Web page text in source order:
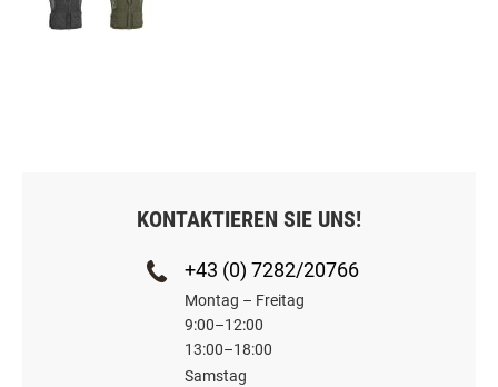
KONTAKTIEREN SIE UNS!
+43 (0) 7282/20766
Montag – Freitag
9:00–12:00
13:00–18:00
Samstag